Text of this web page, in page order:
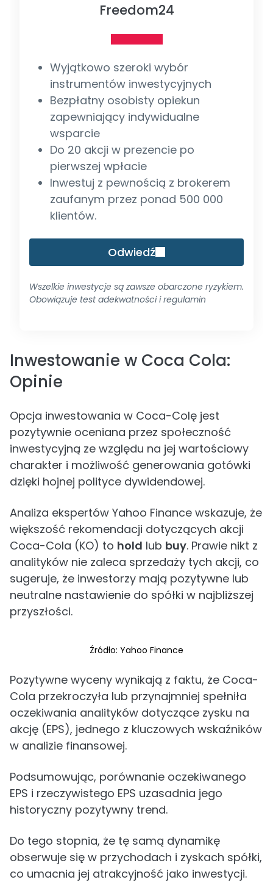
Freedom24
Wyjątkowo szeroki wybór
instrumentów inwestycyjnych
Bezpłatny osobisty opiekun
zapewniający indywidualne
wsparcie
Do 20 akcji w prezencie po
pierwszej wpłacie
Inwestuj z pewnością z brokerem
zaufanym przez ponad 500 000
klientów.
Odwiedź
Wszelkie inwestycje są zawsze obarczone ryzykiem.
Obowiązuje test adekwatności i regulamin
Inwestowanie w Coca Cola:
Opinie
Opcja inwestowania w Coca-Colę jest
pozytywnie oceniana przez społeczność
inwestycyjną ze względu na jej wartościowy
charakter i możliwość generowania gotówki
dzięki hojnej polityce dywidendowej.
Analiza ekspertów Yahoo Finance wskazuje, że
większość rekomendacji dotyczących akcji
Coca-Cola (KO) to hold lub buy. Prawie nikt z
analityków nie zaleca sprzedaży tych akcji, co
sugeruje, że inwestorzy mają pozytywne lub
neutralne nastawienie do spółki w najbliższej
przyszłości.
Źródło: Yahoo Finance
Pozytywne wyceny wynikają z faktu, że Coca-
Cola przekroczyła lub przynajmniej spełniła
oczekiwania analityków dotyczące zysku na
akcję (EPS), jednego z kluczowych wskaźników
w analizie finansowej.
Podsumowując, porównanie oczekiwanego
EPS i rzeczywistego EPS uzasadnia jego
historyczny pozytywny trend.
Do tego stopnia, że tę samą dynamikę
obserwuje się w przychodach i zyskach spółki,
co umacnia jej atrakcyjność jako inwestycji.